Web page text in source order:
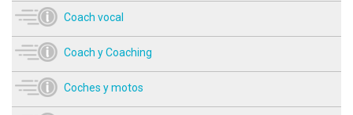
Coach vocal
Coach y Coaching
Coches y motos